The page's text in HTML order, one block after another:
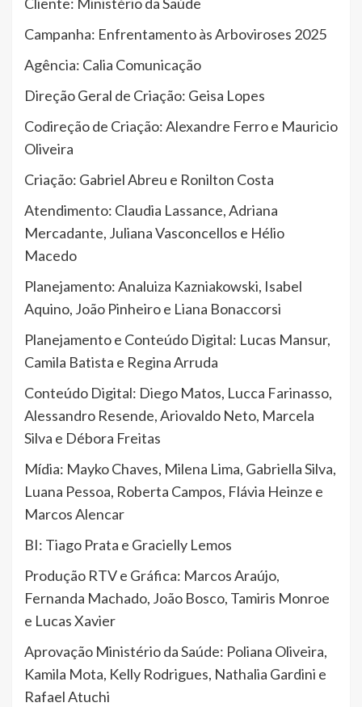
Cliente: Ministério da Saúde
Campanha: Enfrentamento às Arboviroses 2025
Agência: Calia Comunicação
Direção Geral de Criação: Geisa Lopes
Codireção de Criação: Alexandre Ferro e Mauricio
Oliveira
Criação: Gabriel Abreu e Ronilton Costa
Atendimento: Claudia Lassance, Adriana
Mercadante, Juliana Vasconcellos e Hélio
Macedo
Planejamento: Analuiza Kazniakowski, Isabel
Aquino, João Pinheiro e Liana Bonaccorsi
Planejamento e Conteúdo Digital: Lucas Mansur,
Camila Batista e Regina Arruda
Conteúdo Digital: Diego Matos, Lucca Farinasso,
Alessandro Resende, Ariovaldo Neto, Marcela
Silva e Débora Freitas
Mídia: Mayko Chaves, Milena Lima, Gabriella Silva,
Luana Pessoa, Roberta Campos, Flávia Heinze e
Marcos Alencar
BI: Tiago Prata e Gracielly Lemos
Produção RTV e Gráfica: Marcos Araújo,
Fernanda Machado, João Bosco, Tamiris Monroe
e Lucas Xavier
Aprovação Ministério da Saúde: Poliana Oliveira,
Kamila Mota, Kelly Rodrigues, Nathalia Gardini e
Rafael Atuchi